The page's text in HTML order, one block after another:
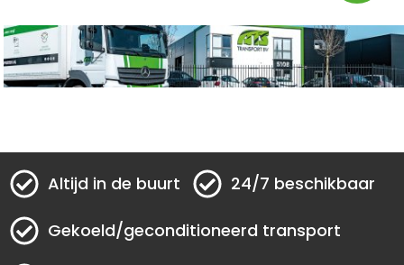
Altijd in de buurt 24/7 beschikbaar
Gekoeld/geconditioneerd transport